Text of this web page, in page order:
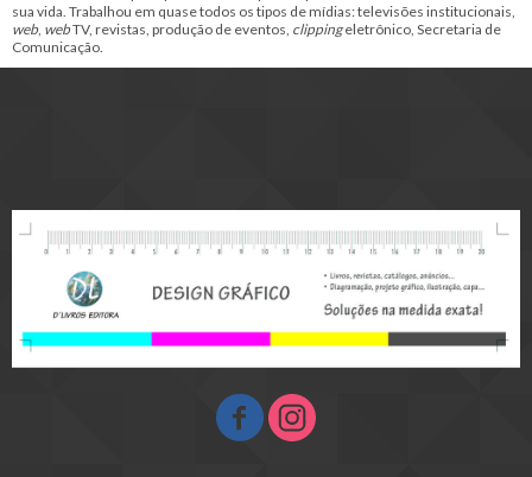
sua vida. Trabalhou em quase todos os tipos de mídias: televisões institucionais,
web, webTV, revistas, produção de eventos, clippingeletrônico, Secretaria de
Comunicação.